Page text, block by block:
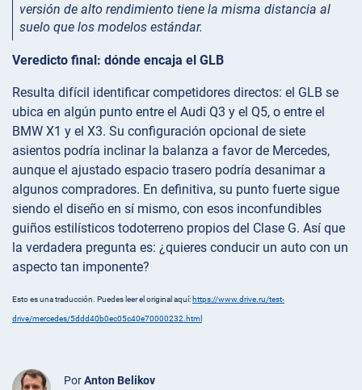
versión de alto rendimiento tiene la misma distancia al
suelo que los modelos estándar.
Veredicto final: dónde encaja el GLB
Resulta difícil identificar competidores directos: el GLB se
ubica en algún punto entre el Audi Q3 y el Q5, o entre el
BMW X1 y el X3. Su configuración opcional de siete
asientos podría inclinar la balanza a favor de Mercedes,
aunque el ajustado espacio trasero podría desanimar a
algunos compradores. En definitiva, su punto fuerte sigue
siendo el diseño en sí mismo, con esos inconfundibles
guiños estilísticos todoterreno propios del Clase G. Así que
la verdadera pregunta es: ¿quieres conducir un auto con un
aspecto tan imponente?
Esto es una traducción. Puedes leer el original aquí: https://www.drive.ru/test-
drive/mercedes/5ddd40b0ec05c40e70000232.html
PorAnton Belikov